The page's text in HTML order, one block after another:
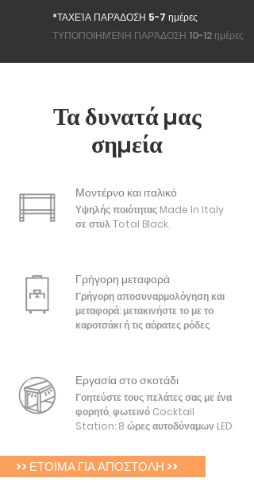
*ΤΑΧΕΊΑ ΠΑΡΆΔΟΣΗ 5-7 ημέρες
ΤΥΠΟΠΟΙΗΜΈΝΗ ΠΑΡΆΔΟΣΗ 10-12 ημέρες
Τα δυνατά μας
σημεία
Μοντέρνο και ιταλικό
Υψηλής ποιότητας Made In Italy
σε στυλ Total Black.
Γρήγορη μεταφορά
Γρήγορη αποσυναρμολόγηση και
μεταφορά: μετακινήστε το με το
καροτσάκι ή τις αόρατες ρόδες.
Εργασία στο σκοτάδι
Γοητεύστε τους πελάτες σας με ένα
φορητό, φωτεινό Cocktail
Station: 8 ώρες αυτοδύναμων LED.
>> ΕΤΟΙΜΑ ΓΙΑ ΑΠΟΣΤΟΛΗ >>